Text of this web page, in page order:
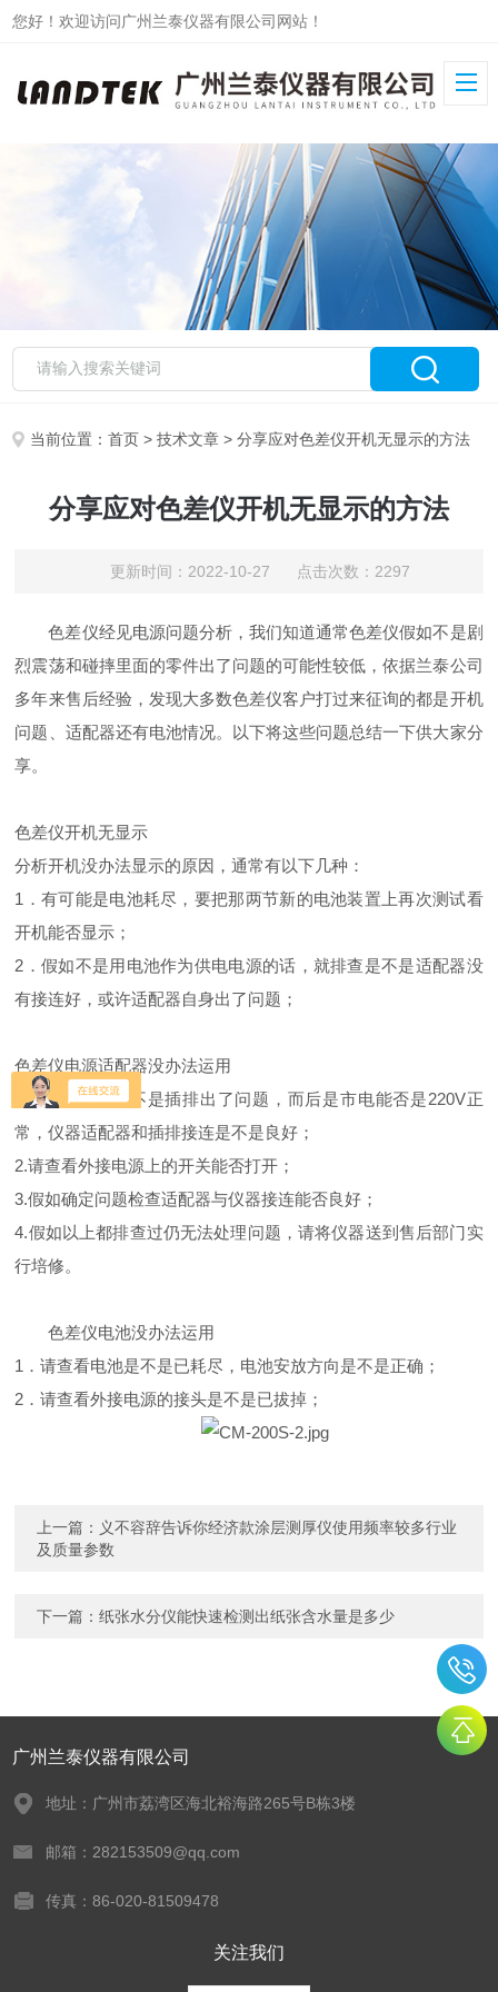
您好！欢迎访问广州兰泰仪器有限公司网站！
当前位置：首页 >技术文章 > 分享应对色差仪开机无显示的方法
分享应对色差仪开机无显示的方法
更新时间：2022-10-27 点击次数：2297
色差仪经见电源问题分析，我们知道通常色差仪假如不是剧
烈震荡和碰摔里面的零件出了问题的可能性较低，依据兰泰公司
多年来售后经验 ，发现大多数色差仪客户打过来征询的都是开机
问题、适配器还有电池情况。以下将这些问题总结一下供大家分
享。
色差仪开机无显示
分析开机没办法显示的原因，通常有以下几种：
1．有可能是电池耗尽，要把那两节新的电池装置上再次测试看
开机能否显示；
2．假如不是用电池作为供电电源的话，就排查是不是适配器没
有接连好，或许适配器自身出了问题；
色差仪电源适配器没办法运用
1．首先排查是不是插排出了问题，而后是市电能否是220V正
常，仪器适配器和插排接连是不是良好；
2.请查看外接电源上的开关能否打开；
3.假如确定问题检查适配器与仪器接连能否良好；
4.假如以上都排查过仍无法处理问题，请将仪器送到售后部门实
行培修。
色差仪电池没办法运用
1．请查看电池是不是已耗尽，电池安放方向是不是正确；
2．请查看外接电源的接头是不是已拔掉；
上一篇： 义不容辞告诉你经济款涂层测厚仪使用频率较多行业
及质量参数
下一篇：纸张水分仪能快速检测出纸张含水量是多少
广州兰泰仪器有限公司
地址：广州市荔湾区海北裕海路265号B栋3楼
邮箱：282153509@qq.com
传真：86-020-81509478
关注我们